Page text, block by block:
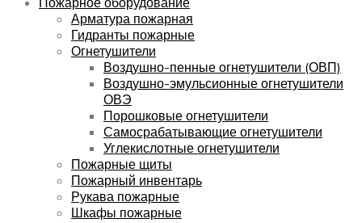
Арматура пожарная
Гидранты пожарные
Огнетушители
Воздушно-пенные огнетушители (ОВП)
Воздушно-эмульсионные огнетушители
ОВЭ
Порошковые огнетушители
Самосрабатывающие огнетушители
Углекислотные огнетушители
Пожарные щиты
Пожарный инвентарь
Рукава пожарные
Шкафы пожарные